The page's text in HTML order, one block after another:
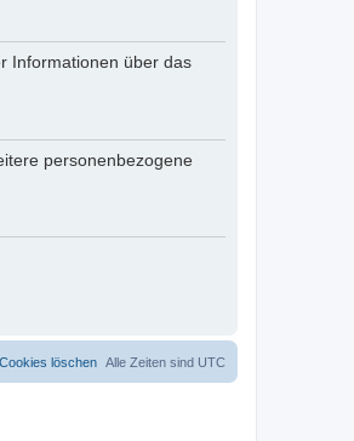
Informationen über das
personenbezogene
Alle Zeiten sind UTC
löschen